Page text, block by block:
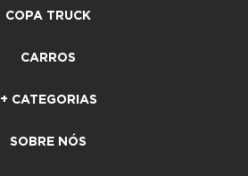
COPA TRUCK
CARROS
+ CATEGORIAS
SOBRE NÓS